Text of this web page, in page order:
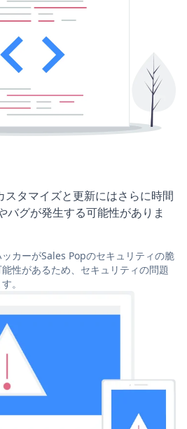
タマイズと更新にはさらに時間
バグが発生する可能性がありま
カーがSales Popのセキュリティの脆
性があるため、セキュリティの問題
。